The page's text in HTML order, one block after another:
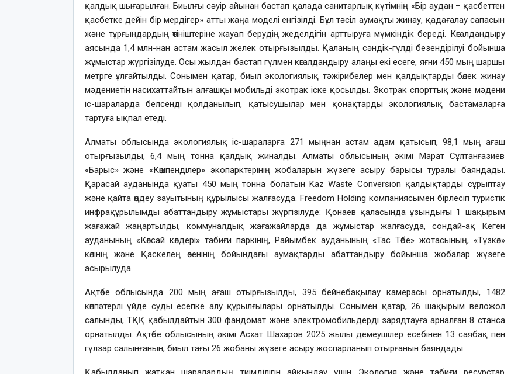
қалдық шығарылған. Биылғы сәуір айынан бастап қалада санитарлық күтімнің «Бір аудан – қасбеттен
қасбетке дейін бір мердігер» атты жаңа моделі енгізілді. Бұл тәсіл аумақты жинау, қадағалау сапасын
және тұрғындардың өтініштеріне жауап берудің жеделдігін арттыруға мүмкіндік береді. Көгалдандыру
аясында 1,4 млн-нан астам жасыл желек отырғызылды. Қаланың сәндік-гүлді безендірілуі бойынша
жұмыстар жүргізілуде. Осы жылдан бастап гүлмен көгалдандыру алаңы екі есеге, яғни 450 мың шаршы
метрге ұлғайтылды. Сонымен қатар, биыл экологиялық тәжірибелер мен қалдықтарды бөлек жинау
мәдениетін насихаттайтын алғашқы мобильді экотрак іске қосылды. Экотрак спорттық және мәдени
іс-шараларда белсенді қолданылып, қатысушылар мен қонақтарды экологиялық бастамаларға
тартуға ықпал етеді.
Алматы облысында экологиялық іс-шараларға 271 мыңнан астам адам қатысып, 98,1 мың ағаш
отырғызылды, 6,4 мың тонна қалдық жиналды. Алматы облысының әкімі Марат Сұлтанғазиев
«Барыс» және «Көшпенділер» экопарктерінің жобаларын жүзеге асыру барысы туралы баяндады.
Қарасай ауданында қуаты 450 мың тонна болатын Kaz Waste Conversion қалдықтарды сұрыптау
және қайта өңдеу зауытының құрылысы жалғасуда. Freedom Holding компаниясымен бірлесіп туристік
инфрақұрылымды абаттандыру жұмыстары жүргізілуде: Қонаев қаласында ұзындығы 1 шақырым
жағажай жаңартылды, коммуналдық жағажайларда да жұмыстар жалғасуда, сондай-ақ Кеген
ауданының «Көлсай көлдері» табиғи паркінің, Райымбек ауданының «Тас Төбе» жотасының, «Тұзкөл»
көлінің және Қаскелең өзенінің бойындағы аумақтарды абаттандыру бойынша жобалар жүзеге
асырылуда.
Ақтөбе облысында 200 мың ағаш отырғызылды, 395 бейнебақылау камерасы орнатылды, 1482
көппәтерлі үйде суды есепке алу құрылғылары орнатылды. Сонымен қатар, 26 шақырым веложол
салынды, ТҚҚ қабылдайтын 300 фандомат және электромобильдерді зарядтауға арналған 8 станса
орнатылды. Ақтөбе облысының әкімі Асхат Шахаров 2025 жылы демеушілер есебінен 13 саябақ пен
гүлзар салынғанын, биыл тағы 26 жобаны жүзеге асыру жоспарланып отырғанын баяндады.